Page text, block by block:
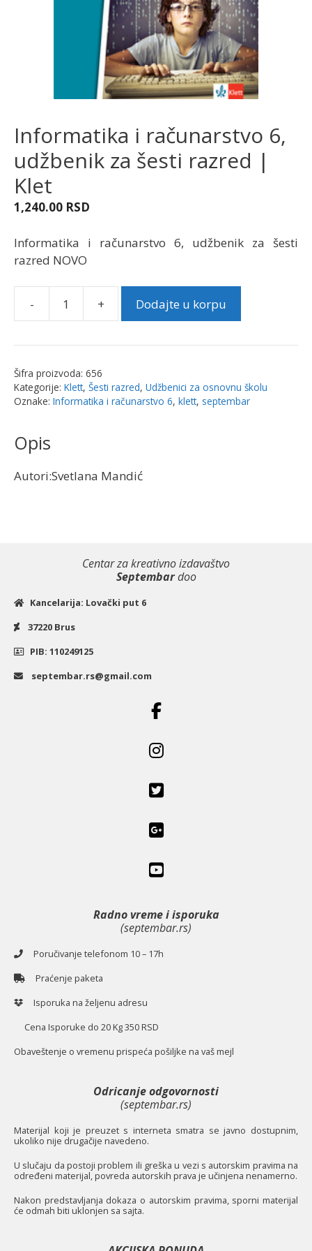
Informatika i računarstvo 6,
udžbenik za šesti razred |
Klet
1,240.00 RSD
Informatika i računarstvo 6, udžbenik za šesti
razred NOVO
-
Informatika
računarstvo
udžbenik
za
Klet
količina
+ Dodajte u korpu
Šifra proizvoda: 656
Kategorije: Klett, Šesti razred, Udžbenici za osnovnu školu
Oznake: Informatika i računarstvo 6, klett, septembar
Opis
Autori:Svetlana Mandić
Centar za kreativno izdavaštvo
Septembardoo
Kancelarija: Lovački put 6
37220 Brus
PIB: 110249125
septembar.rs@gmail.com
Radno vreme i isporuka
(septembar.rs)
Poručivanje telefonom 10 – 17h
Praćenje paketa
Isporuka na željenu adresu
Cena Isporuke do 20 Kg 350 RSD
Obaveštenje o vremenu prispeća pošiljke na vaš mejl
Odricanje odgovornosti
(septembar.rs)
Materijal koji je preuzet s interneta smatra se javno dostupnim,
ukoliko nije drugačije navedeno.
U slučaju da postoji problem ili greška u vezi s autorskim pravima na
određeni materijal, povreda autorskih prava je učinjena nenamerno.
Nakon predstavljanja dokaza o autorskim pravima, sporni materijal
će odmah biti uklonjen sa sajta.